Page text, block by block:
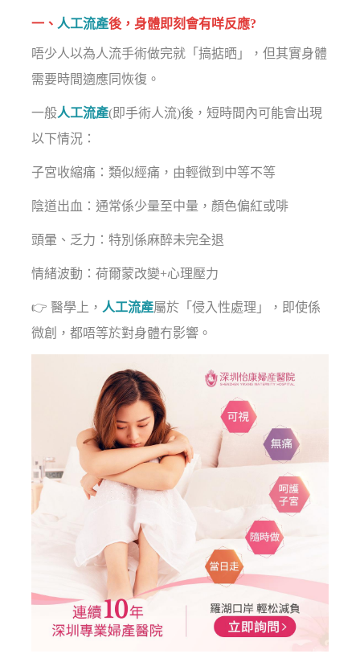
一、 人工流產後，身體即刻會有咩反應?
唔少人以為人流手術做完就「搞掂晒」，但其實身體
需要時間適應同恢復。
一般人工流產(即手術人流)後，短時間內可能會出現
以下情況：
子宮收縮痛：類似經痛，由輕微到中等不等
陰道出血：通常係少量至中量，顏色偏紅或啡
頭暈、乏力：特別係麻醉未完全退
情緒波動：荷爾蒙改變+心理壓力
👉 醫學上， 人工流產屬於「侵入性處理」，即使係
微創，都唔等於對身體冇影響。